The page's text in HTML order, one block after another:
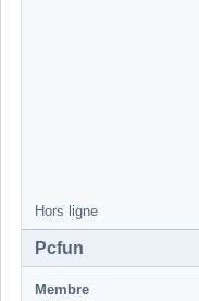
Hors ligne
Pcfun
Membre